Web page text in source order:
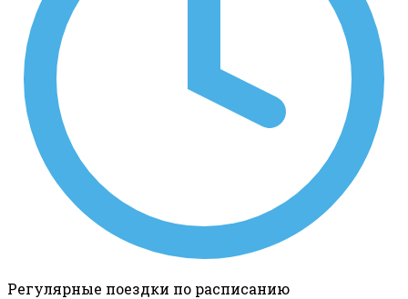
Регулярные поездки по расписанию